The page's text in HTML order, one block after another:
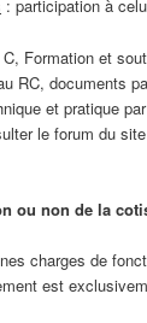
: participation à
Formation et
RC, documents
et pratique
le forum du
ou non de la
charges de
est